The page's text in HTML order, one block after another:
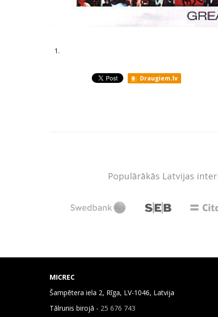
1.
Draugiem.lv
Populārākās Latvijas
MICREC
Šampētera iela 2, Rīga, LV-1046, Latvija
Tālrunis birojā - 25 676 743